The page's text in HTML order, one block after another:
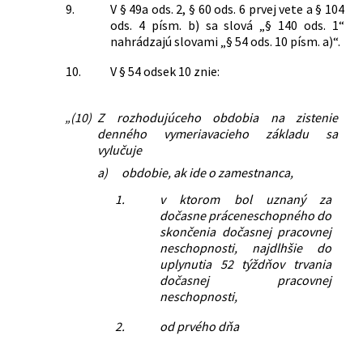
9.
V § 49a ods. 2, § 60 ods. 6 prvej vete a § 104
ods. 4 písm. b) sa slová „§ 140 ods. 1“
nahrádzajú slovami „§ 54 ods. 10 písm. a)“.
10.
V § 54 odsek 10 znie:
„(10) Z rozhodujúceho obdobia na zistenie
denného vymeriavacieho základu sa
vylučuje
a)
obdobie, ak ide o zamestnanca,
1.
v ktorom bol uznaný za
dočasne práceneschopného do
skončenia dočasnej pracovnej
neschopnosti, najdlhšie do
uplynutia 52 týždňov trvania
dočasnej pracovnej
neschopnosti,
2.
od prvého dňa